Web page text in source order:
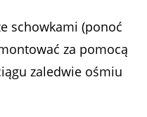
schowkami (ponoć
za pomocą
zaledwie ośmiu